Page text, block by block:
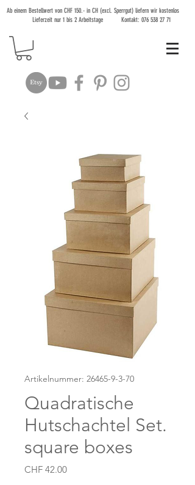
Ab einem Bestellwert von CHF 150.- in CH (excl. Sperrgut) liefern wir kostenlos
Lieferzeit nur 1 bis 2 Arbeitstage Kontakt: 076 538 27 71
Artikelnummer: 26465-9-3-70
Quadratische
Hutschachtel Set.
square boxes
CHF 42.00Preis